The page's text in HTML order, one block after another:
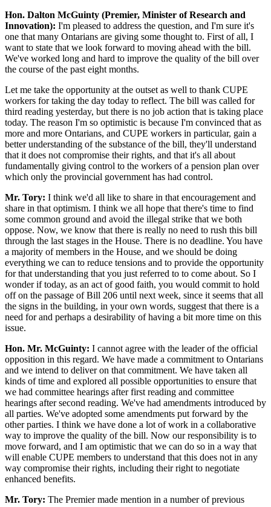
Hon. Dalton McGuinty (Premier, Minister of Research and
Innovation): I'm pleased to address the question, and I'm sure it's
one that many Ontarians are giving some thought to. First of all, I
want to state that we look forward to moving ahead with the bill.
We've worked long and hard to improve the quality of the bill over
the course of the past eight months.
Let me take the opportunity at the outset as well to thank CUPE
workers for taking the day today to reflect. The bill was called for
third reading yesterday, but there is no job action that is taking place
today. The reason I'm so optimistic is because I'm convinced that as
more and more Ontarians, and CUPE workers in particular, gain a
better understanding of the substance of the bill, they'll understand
that it does not compromise their rights, and that it's all about
fundamentally giving control to the workers of a pension plan over
which only the provincial government has had control.
Mr. Tory: I think we'd all like to share in that encouragement and
share in that optimism. I think we all hope that there's time to find
some common ground and avoid the illegal strike that we both
oppose. Now, we know that there is really no need to rush this bill
through the last stages in the House. There is no deadline. You have
a majority of members in the House, and we should be doing
everything we can to reduce tensions and to provide the opportunity
for that understanding that you just referred to to come about. So I
wonder if today, as an act of good faith, you would commit to hold
off on the passage of Bill 206 until next week, since it seems that all
the signs in the building, in your own words, suggest that there is a
need for and perhaps a desirability of having a bit more time on this
issue.
Hon. Mr. McGuinty: I cannot agree with the leader of the official
opposition in this regard. We have made a commitment to Ontarians
and we intend to deliver on that commitment. We have taken all
kinds of time and explored all possible opportunities to ensure that
we had committee hearings after first reading and committee
hearings after second reading. We've had amendments introduced by
all parties. We've adopted some amendments put forward by the
other parties. I think we have done a lot of work in a collaborative
way to improve the quality of the bill. Now our responsibility is to
move forward, and I am optimistic that we can do so in a way that
will enable CUPE members to understand that this does not in any
way compromise their rights, including their right to negotiate
enhanced benefits.
Mr. Tory: The Premier made mention in a number of previous